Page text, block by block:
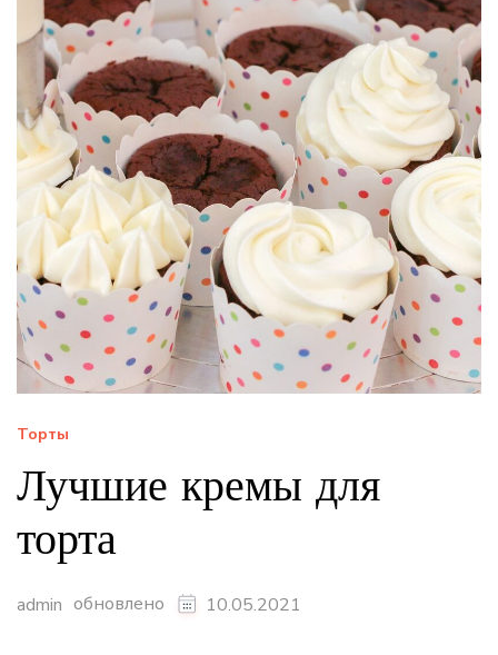
Торты
Лучшие кремы для
торта
admin обновлено 10.05.2021